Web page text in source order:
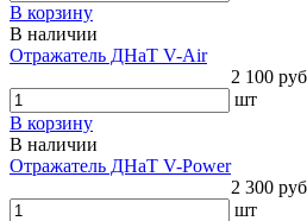
В корзину
В наличии
Отражатель ДНаТ V-Air
2 100
шт
В корзину
В наличии
Отражатель ДНаТ V-Power
2 300
шт